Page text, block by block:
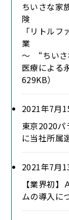
ちいさな家
険
「リトル
業
～ “ちいさ
医療による
629KB）
2021年7月
東京2020パ
に当社所属
2021年7月
【業界初
ムの導入に